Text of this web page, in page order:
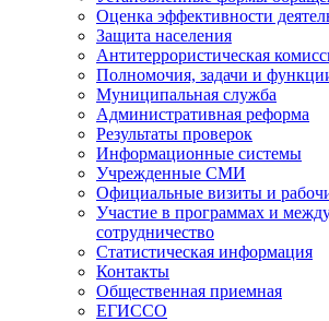
Оценка эффективности
Защита населения
Антитеррористическая
Полномочия, задачи и
Муниципальная служба
Административная реформа
Результаты проверок
Информационные системы
Учрежденные СМИ
Официальные визиты и
Участие в программах и
сотрудничество
Статистическая информация
Контакты
Общественная приемная
ЕГИССО